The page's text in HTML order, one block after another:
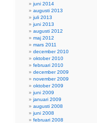
juni 2014
augusti 2013
juli 2013
juni 2013
augusti 2012
maj 2012
mars 2011
december 2010
oktober 2010
februari 2010
december 2009
november 2009
oktober 2009
juni 2009
januari 2009
augusti 2008
juni 2008
februari 2008